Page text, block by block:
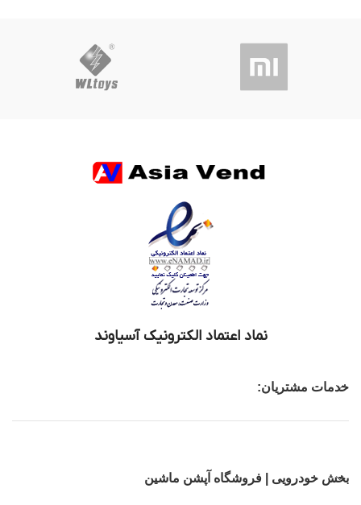
نماد اعتماد الکترونیک آسیاوند
خدمات مشتریان:
بخش خودرویی | فروشگاه آپشن ماشین